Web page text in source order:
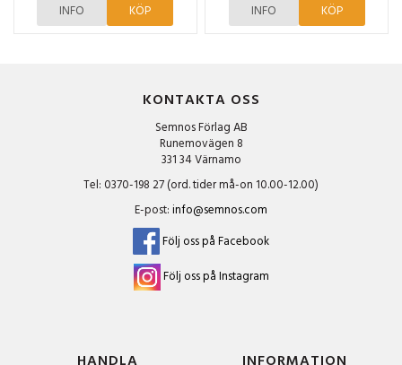
INFO KÖP INFO KÖP
KONTAKTA OSS
Semnos Förlag AB
Runemovägen 8
331 34 Värnamo
Tel: 0370-198 27 (ord. tider må-on 10.00-12.00)
E-post:info@semnos.com
Följ oss på Facebook
Följ oss på Instagram